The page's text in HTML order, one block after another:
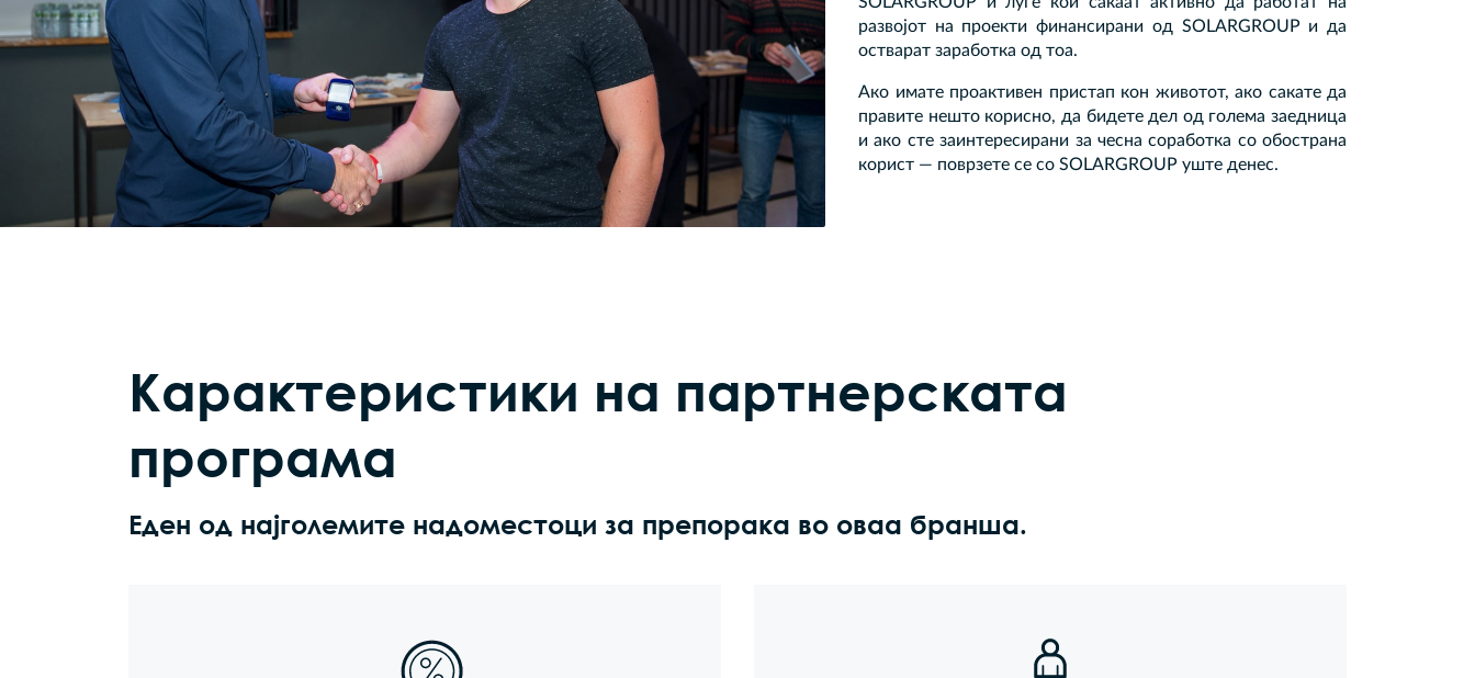
развојот на проекти финансирани од SOLARGROUP и да
остварат заработка од тоа.
Ако имате проактивен пристап кон животот, ако сакате да
правите нешто корисно, да бидете дел од голема заедница
и ако сте заинтересирани за чесна соработка со обострана
корист — поврзете се со SOLARGROUP уште денес.
Карактеристики на партнерската
програма
Еден од најголемите надоместоци за препорака во оваа бранша.